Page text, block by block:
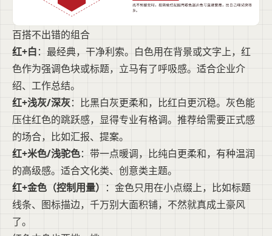
百搭不出错的组合
红+白：最经典，干净利索。白色用在背景或文字上，红
色作为强调色块或标题，立马有了呼吸感。适合企业介
绍、工作总结。
红+浅灰/深灰：比黑白灰更柔和，比红白更沉稳。灰色能
压住红色的跳跃感，显得专业有格调。推荐给需要正式感
的场合，比如汇报、提案。
红+米色/浅驼色：带一点暖调，比纯白更柔和，有种温润
的高级感。适合文化类、创意类主题。
红+金色（控制用量） ：金色只用在小点缀上，比如标题
线条、图标描边，千万别大面积铺，不然就真成土豪风
了。